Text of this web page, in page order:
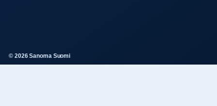
© 2026 Sanoma Suomi